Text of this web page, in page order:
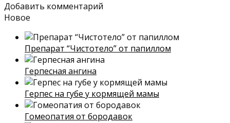
Добавить комментарий
Новое
Препарат “Чистотело” от папиллом
Герпесная ангина
Герпес на губе у кормящей мамы
Гомеопатия от бородавок